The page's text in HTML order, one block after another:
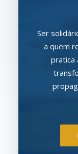
Ser
a quem
pratica